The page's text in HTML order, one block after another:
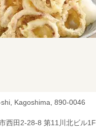
Kagoshima, 890-0046
西田2-28-8 第11川北ビル1F